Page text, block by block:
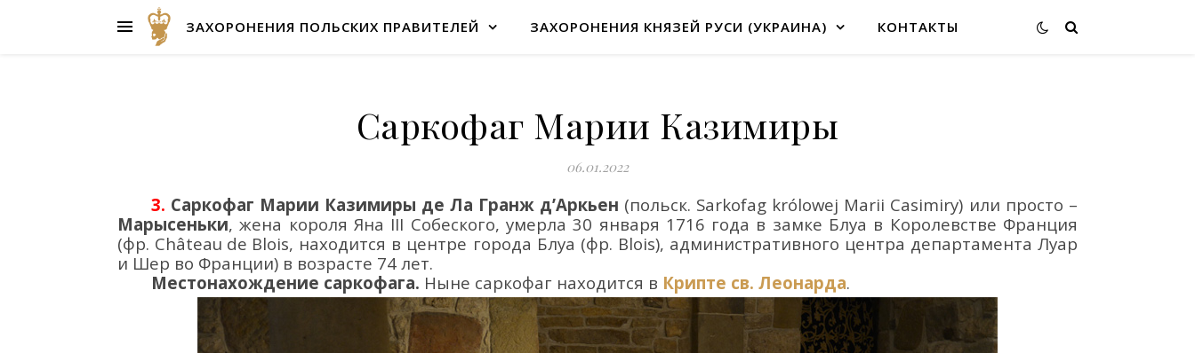
ЗАХОРОНЕНИЯ ПОЛЬСКИХ ПРАВИТЕЛЕЙ ЗАХОРОНЕНИЯ КНЯЗЕЙ РУСИ (УКРАИНА) КОНТАКТЫ
Саркофаг Марии Казимиры
06.01.2022
3. Саркофаг Марии Казимиры де Ла Гранж д’Аркьен (польск. Sarkofag królowej Marii Casimiry) или просто –
Марысеньки, жена короля Яна III Собеского, умерла 30 января 1716 года в замке Блуа в Королевстве Франция
(фр. Château de Blois, находится в центре города Блуа (фр. Blois), административного центра департамента Луар
и Шер во Франции) в возрасте 74 лет.
Местонахождение саркофага. Ныне саркофаг находится в Крипте св. Леонарда.